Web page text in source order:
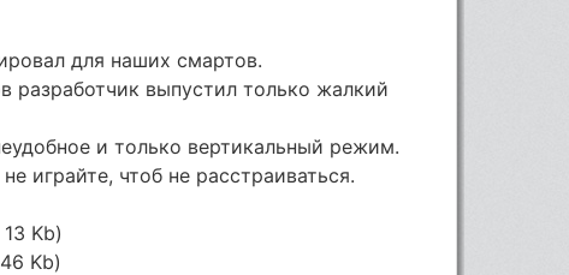
для наших смартов.
разработчик выпустил только жалкий
и только вертикальный режим.
играйте, чтоб не расстраиваться.
Kb)
Kb)